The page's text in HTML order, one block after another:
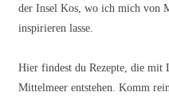
der Insel Kos, wo ich mich von
inspirieren lasse.
Hier findest du Rezepte, die mit
Mittelmeer entstehen. Komm